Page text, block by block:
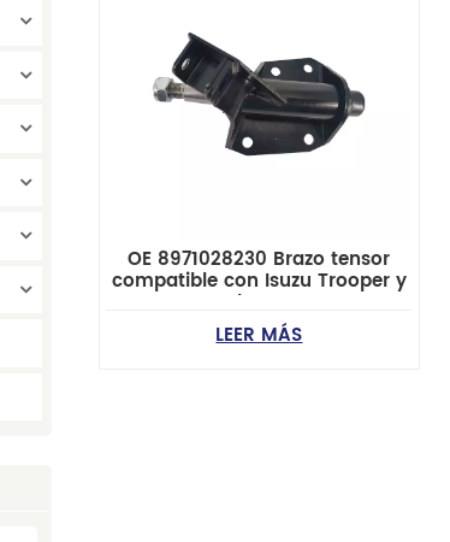
OE 8971028230 Brazo tensor
compatible con Isuzu Trooper y
Opel Campo
LEER MÁS